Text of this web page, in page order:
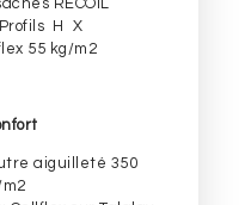
RECOIL
H X
55 kg/m2
aiguilleté 350